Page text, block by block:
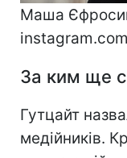
Маша
За ким ще
Гутцайт
медійників.